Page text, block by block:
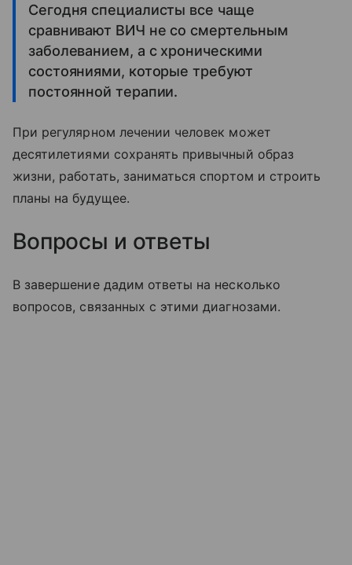
Сегодня специалисты все чаще
сравнивают ВИЧ не со смертельным
заболеванием, а с хроническими
состояниями, которые требуют
постоянной терапии.
При регулярном лечении человек может
десятилетиями сохранять привычный образ
жизни, работать, заниматься спортом и строить
планы на будущее.
Вопросы и ответы
В завершение дадим ответы на несколько
вопросов, связанных с этими диагнозами.